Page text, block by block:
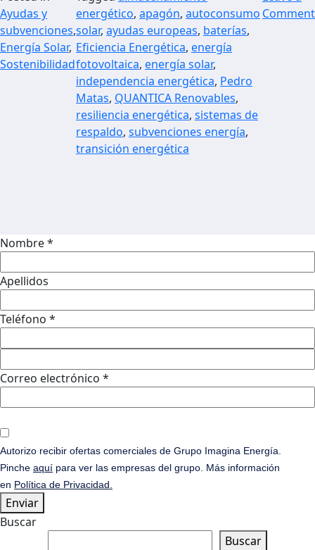
Ayudas y
subvenciones,
Energía Solar,
Sostenibilidad
energético, apagón, autoconsumo
solar, ayudas europeas, baterías,
Eficiencia Energética, energía
fotovoltaica, energía solar,
independencia energética, Pedro
Matas, QUANTICA Renovables,
resiliencia energética, sistemas de
respaldo, subvenciones energía,
transición energética
Comment
Nombre *
Apellidos
Teléfono *
Correo electrónico *
Autorizo recibir ofertas comerciales de Grupo Imagina Energía.
Pinche aquí para ver las empresas del grupo. Más información
en Política de Privacidad.
Enviar
Buscar
Buscar